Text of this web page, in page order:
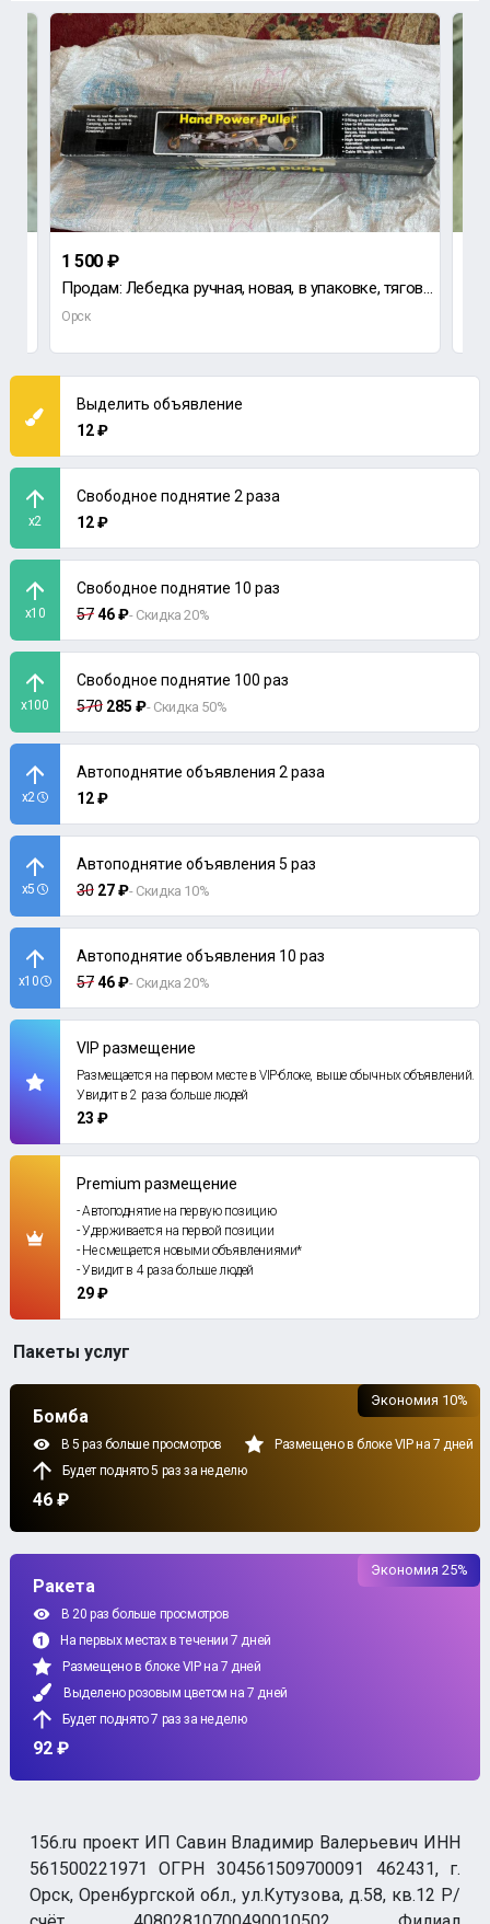
1 500 ₽
Продам: Лебедка ручная, новая, в упаковке, тяговая способность 4т.
Орск
Выделить объявление
12 ₽
x2
Свободное поднятие 2 раза
12 ₽
x10
Свободное поднятие 10 раз
5746 ₽- Скидка 20%
x100
Свободное поднятие 100 раз
570 285 ₽- Скидка 50%
x2
Автоподнятие объявления 2 раза
12 ₽
x5
Автоподнятие объявления 5 раз
30 27 ₽- Скидка 10%
x10
Автоподнятие объявления 10 раз
5746 ₽- Скидка 20%
VIP размещение
Размещается на первом месте в VIP-блоке, выше обычных объявлений.
Увидит в 2 раза больше людей
23 ₽
Premium размещение
- Автоподнятие на первую позицию
- Удерживается на первой позиции
- Не смещается новыми объявлениями*
- Увидит в 4 раза больше людей
29 ₽
Пакеты услуг
Бомба
В 5 раз больше просмотров
Размещено в блоке VIP на 7 дней
Будет поднято 5 раз за неделю
46 ₽
Экономия 10%
Ракета
В 20 раз больше просмотров
На первых местах в течении 7 дней
Размещено в блоке VIP на 7 дней
Выделено розовым цветом на 7 дней
Будет поднято 7 раз за неделю
92 ₽
Экономия 25%
156.ru проект ИП Савин Владимир Валерьевич ИНН
561500221971 ОГРН 304561509700091 462431, г.
Орск, Оренбургской обл., ул.Кутузова, д.58, кв.12 Р/